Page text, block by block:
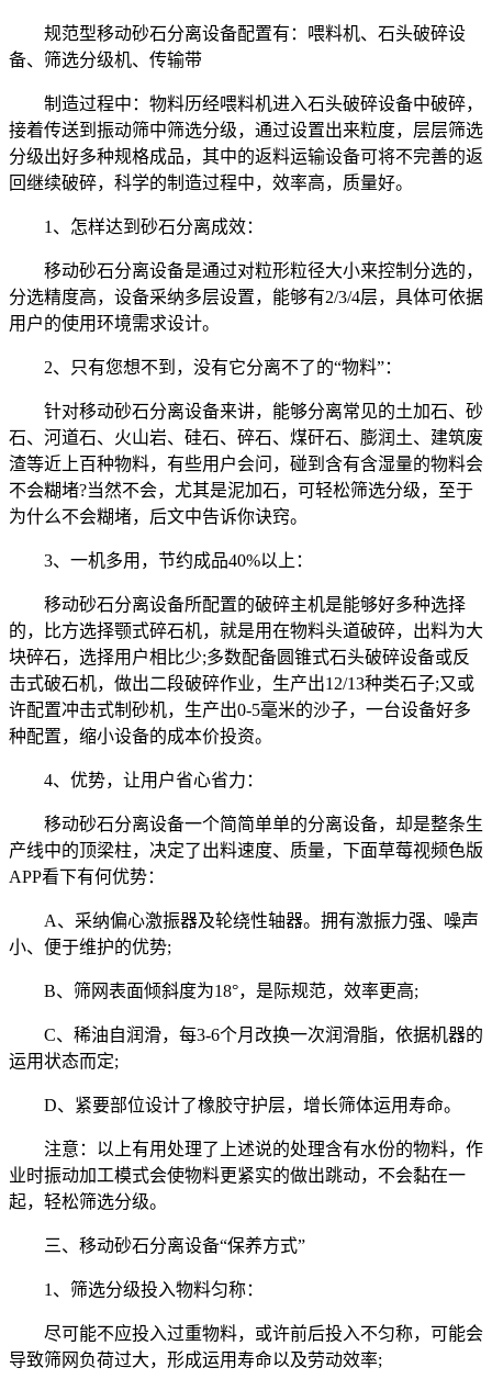
规范型移动砂石分离设备配置有：喂料机、石头破碎设
备、筛选分级机、传输带
制造过程中：物料历经喂料机进入石头破碎设备中破碎，
接着传送到振动筛中筛选分级，通过设置出来粒度，层层筛选
分级出好多种规格成品，其中的返料运输设备可将不完善的返
回继续破碎，科学的制造过程中，效率高，质量好。
1、怎样达到砂石分离成效：
移动砂石分离设备是通过对粒形粒径大小来控制分选的，
分选精度高，设备采纳多层设置，能够有2/3/4层，具体可依据
用户的使用环境需求设计。
2、只有您想不到，没有它分离不了的“物料”：
针对移动砂石分离设备来讲，能够分离常见的土加石、砂
石、河道石、火山岩、硅石、碎石、煤矸石、膨润土、建筑废
渣等近上百种物料，有些用户会问，碰到含有含湿量的物料会
不会糊堵?当然不会，尤其是泥加石，可轻松筛选分级，至于
为什么不会糊堵，后文中告诉你诀窍。
3、一机多用，节约成品40%以上：
移动砂石分离设备所配置的破碎主机是能够好多种选择
的，比方选择颚式碎石机，就是用在物料头道破碎，出料为大
块碎石，选择用户相比少;多数配备圆锥式石头破碎设备或反
击式破石机，做出二段破碎作业，生产出12/13种类石子;又或
许配置冲击式制砂机，生产出0-5毫米的沙子，一台设备好多
种配置，缩小设备的成本价投资。
4、优势，让用户省心省力：
移动砂石分离设备一个简简单单的分离设备，却是整条生
产线中的顶梁柱，决定了出料速度、质量，下面草莓视频色版
APP看下有何优势：
A、采纳偏心激振器及轮绕性轴器。拥有激振力强、噪声
小、便于维护的优势;
B、筛网表面倾斜度为18°，是际规范，效率更高;
C、稀油自润滑，每3-6个月改换一次润滑脂，依据机器的
运用状态而定;
D、紧要部位设计了橡胶守护层，增长筛体运用寿命。
注意：以上有用处理了上述说的处理含有水份的物料，作
业时振动加工模式会使物料更紧实的做出跳动，不会黏在一
起，轻松筛选分级。
三、移动砂石分离设备“保养方式”
1、筛选分级投入物料匀称：
尽可能不应投入过重物料，或许前后投入不匀称，可能会
导致筛网负荷过大，形成运用寿命以及劳动效率;